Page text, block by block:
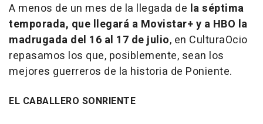
A menos de un mes de la llegada de la séptima
temporada, que llegará a Movistar+ y a HBO la
madrugada del 16 al 17 de julio, en CulturaOcio
repasamos los que, posiblemente, sean los
mejores guerreros de la historia de Poniente.
EL CABALLERO SONRIENTE